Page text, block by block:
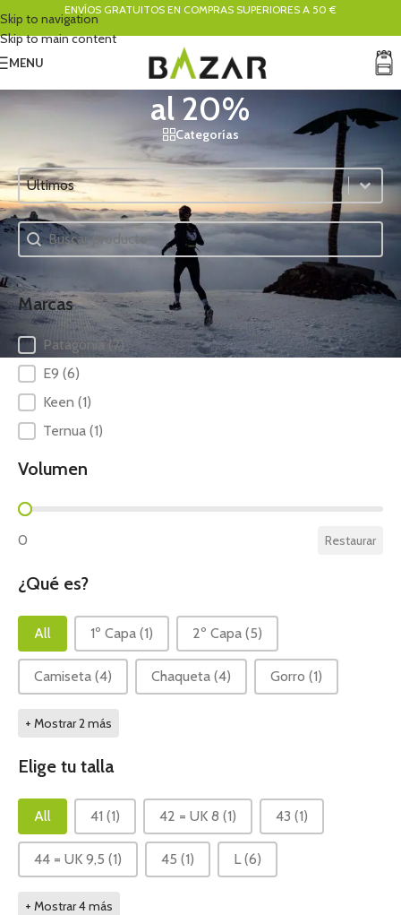
Skip to navigation
Skip to main content
ENVÍOS GRATUITOS EN COMPRAS SUPERIORES A 50 €
MENU
al 20%
Categorías
Ordenar
Sort content
Buscador
Search content
Marcas
MarcasPatagonia (7)
E9 (6)
Keen (1)
Ternua (1)
Volumen
Volumen
0 Restaurar
¿Qué es?
¿Qué es?
All 1º Capa (1) 2º Capa (5)
Camiseta (4) Chaqueta (4) Gorro (1)
+ Mostrar 2 más
Elige tu talla
Elige tu talla
All 41 (1) 42 = UK 8 (1) 43 (1)
44 = UK 9,5 (1) 45 (1) L(6)
+ Mostrar 4 más